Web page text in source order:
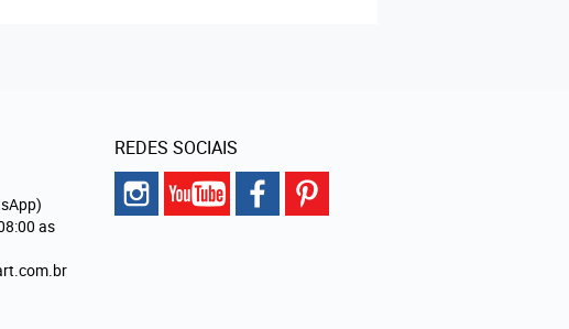
as
REDES SOCIAIS